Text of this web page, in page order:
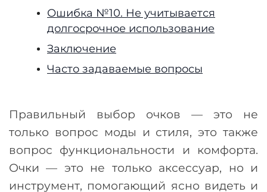
Ошибка №10. Не учитывается
долгосрочное использование
Заключение
Часто задаваемые вопросы
Правильный выбор очков — это не
только вопрос моды и стиля, это также
вопрос функциональности и комфорта.
Очки— это не только аксессуар, но и
инструмент, помогающий ясно видеть и